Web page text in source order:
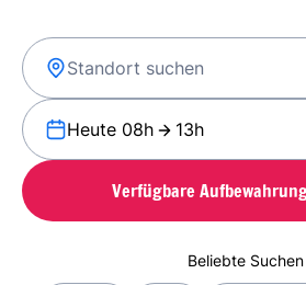
Heute 08h 13h
Verfügbare
Beliebte Suchen